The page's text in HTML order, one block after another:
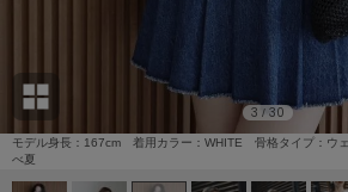
ョン雑貨 (865)
/ランジェリー (127)
Ame no chi Hare
アメノチハレ
AMOMMA
アモマ
モデル身長：167cm 着用カラー：WHITE 骨格タイプ：ウ
べ夏
3 / 30